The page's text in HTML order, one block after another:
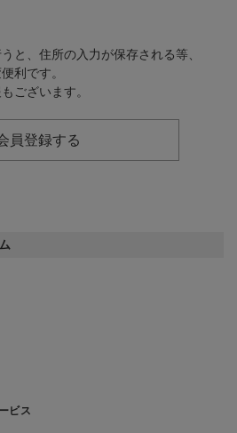
と、住所の入力が保存される等、
利です。
ございます。
員登録する
ビス